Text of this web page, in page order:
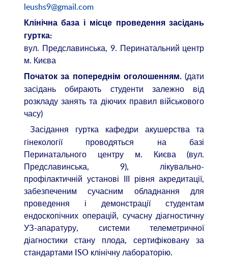
leushs9@gmail.com
Клінічна база і місце проведення засідань
гуртка:
вул. Предславинська, 9. Перинатальний центр
м. Києва
Початок за попереднім оголошенням.(дати
засідань обирають студенти залежно від
розкладу занять та діючих правил військового
часу)
Засідання гуртка кафедри акушерства та
гінекології проводяться на базі
Перинатального центру м. Києва (вул.
Предславинська, 9), лікувально-
профілактичній установі ІІІ рівня акредитації,
забезпеченим сучасним обладнання для
проведення і демонстрації студентам
ендоскопічних операцій, сучасну діагностичну
УЗ-апаратуру, системи телеметричної
діагностики стану плода, сертифіковану за
стандартами ISO клінічну лабораторію.